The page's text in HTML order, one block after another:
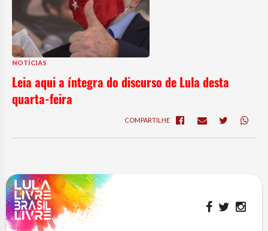
NOTÍCIAS
Leia aqui a íntegra do discurso de Lula desta
quarta-feira
COMPARTILHE